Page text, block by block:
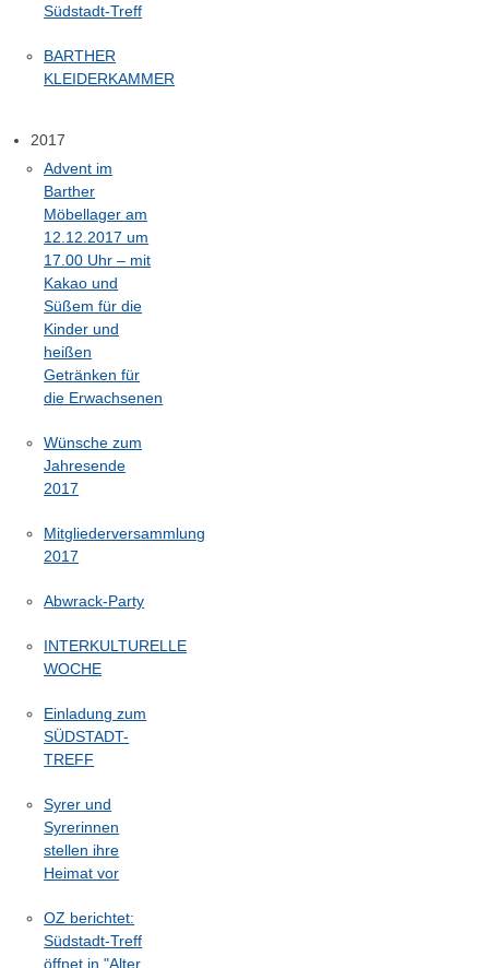
Südstadt-Treff
BARTHER
KLEIDERKAMMER
2017
Advent im
Barther
Möbellager am
12.12.2017 um
17.00 Uhr – mit
Kakao und
Süßem für die
Kinder und
heißen
Getränken für
die Erwachsenen
Wünsche zum
Jahresende
2017
Mitgliederversammlung
2017
Abwrack-Party
INTERKULTURELLE
WOCHE
Einladung zum
SÜDSTADT-
TREFF
Syrer und
Syrerinnen
stellen ihre
Heimat vor
OZ berichtet:
Südstadt-Treff
öffnet in "Alter